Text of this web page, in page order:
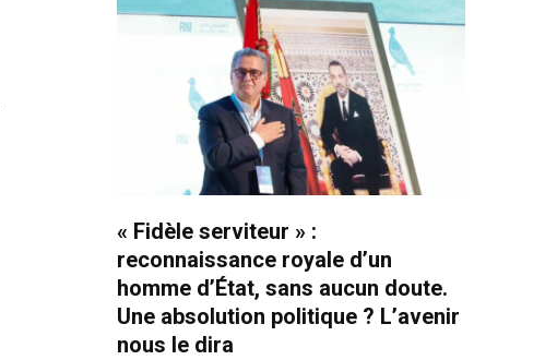
« Fidèle serviteur » :
reconnaissance royale d’un
homme d’État, sans aucun doute.
Une absolution politique ? L’avenir
nous le dira